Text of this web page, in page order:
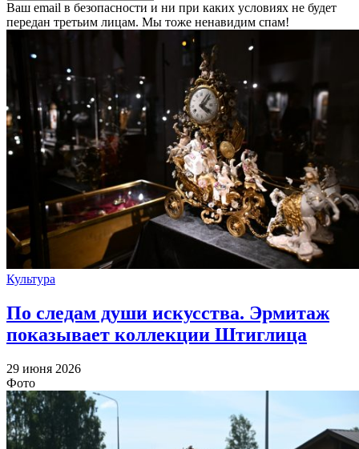
Ваш email в безопасности и ни при каких условиях не будет
передан третьим лицам. Мы тоже ненавидим спам!
Культура
По следам души искусства. Эрмитаж
показывает коллекции Штиглица
29 июня 2026
Фото